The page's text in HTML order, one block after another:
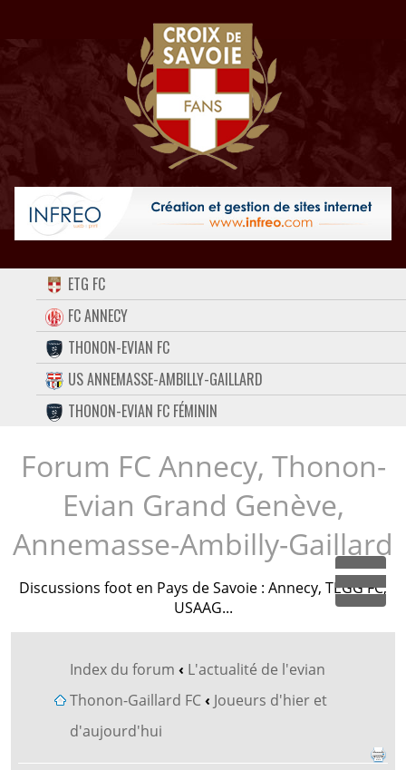
ACCUEIL
FORUM
CONTACT
FACEBOOK
TWITTER
INSTAGRAM
ETG FC
FC ANNECY
THONON-EVIAN FC
US ANNEMASSE-AMBILLY-GAILLARD
THONON-EVIAN FC FÉMININ
Forum FC Annecy, Thonon-
Evian Grand Genève,
Annemasse-Ambilly-Gaillard
Discussions foot en Pays de Savoie : Annecy, TEGG FC,
USAAG...
Index du forum ‹ L'actualité de l'evian
Thonon-Gaillard FC‹ Joueurs d'hier et
d'aujourd'hui